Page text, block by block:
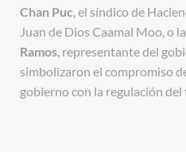
Chan Puc, el síndico de
Juan de Dios Caamal Moo, o la
Ramos, representante del
simbolizaron el compromiso
gobierno con la regulación